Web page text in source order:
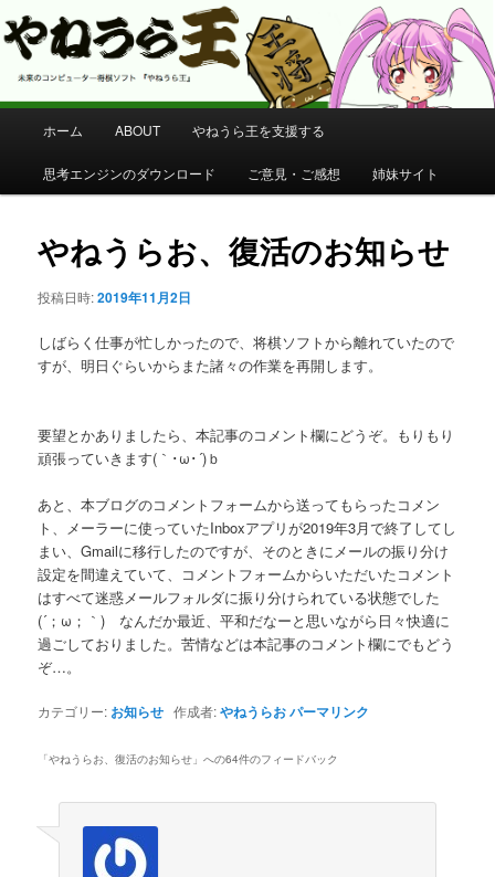
やねうら王 公式サイト
コンピューター将棋 やねうら王 公式サイト
メ
メ
イ
コ
テ
ツ
へ
移
動
ホーム ABOUT やねうら王を支援する
思考エンジンのダウンロード ご意見・ご感想 姉妹サイト
やねうらお、復活のお知らせ
投稿日時:2019年11月2日
しばらく仕事が忙しかったので、将棋ソフトから離れていたので
すが、明日ぐらいからまた諸々の作業を再開します。
要望とかありましたら、本記事のコメント欄にどうぞ。もりもり
頑張っていきます(｀･ω･´)ｂ
あと、本ブログのコメントフォームから送ってもらったコメン
ト、メーラーに使っていたInboxアプリが2019年3月で終了してし
まい、Gmailに移行したのですが、そのときにメールの振り分け
設定を間違えていて、コメントフォームからいただいたコメント
はすべて迷惑メールフォルダに振り分けられている状態でした
(´；ω；｀) なんだか最近、平和だなーと思いながら日々快適に
過ごしておりました。苦情などは本記事のコメント欄にでもどう
ぞ…。
カテゴリー: お知らせ 作成者:やねうらおパーマリンク
「やねうらお、復活のお知らせ 」への64件のフィードバック